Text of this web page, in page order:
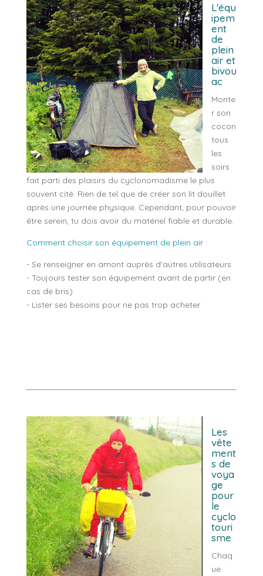
L'équ
ipem
ent
de
plein
air et
bivou
ac
Monte
r son
cocon
tous
les
soirs
fait parti des plaisirs du cyclonomadisme le plus
souvent cité. Rien de tel que de créer son lit douillet
après une journée physique. Cependant, pour pouvoir
être serein, tu dois avoir du matériel fiable et durable.
Comment choisir son équipement de plein air :
- Se renseigner en amont auprès d'autres utilisateurs
- Toujours tester son équipement avant de partir (en
cas de bris)
- Lister ses besoins pour ne pas trop acheter
Les
vête
ment
s de
voya
ge
pour
le
cyclo
touri
sme
Chaq
ue